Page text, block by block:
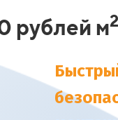
рублей м2